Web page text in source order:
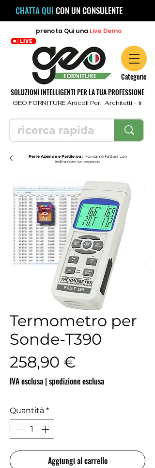
CHATTA QUI CON UN CONSULENTE
prenota Qui una Live Demo
Categorie
SOLUZIONI INTELLIGENTI PER LA TUA PROFESSIONE
GEO FORNITURE Articoli Per:  Architetti -
Per le Aziende e Partite iva : Forniamo Fattura con
indicazione iva separata
Termometro per
Sonde-T390
258,90 €
IVA esclusa | spedizione esclusa
Quantità *
Aggiungi al carrello